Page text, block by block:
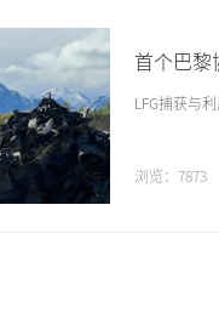
首个巴黎
LFG捕获与
浏览：7873